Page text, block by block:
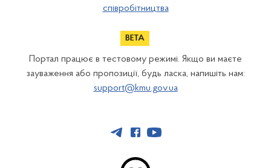
співробітництва
Портал працює в тестовому режимі. Якщо ви маєте
зауваження або пропозиції, будь ласка, напишіть нам:
support@kmu.gov.ua